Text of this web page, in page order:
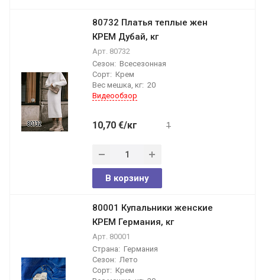
80732 Платья теплые жен
КРЕМ Дубай, кг
Арт. 80732
Сезон: Всесезонная
Сорт: Крем
Вес мешка, кг: 20
Видеообзор
10,70 €/кг 1
В корзину
80001 Купальники женские
КРЕМ Германия, кг
Арт. 80001
Страна: Германия
Сезон: Лето
Сорт: Крем